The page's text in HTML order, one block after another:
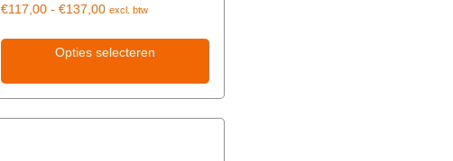
€117,00 - €137,00 excl. btw
Opties selecteren